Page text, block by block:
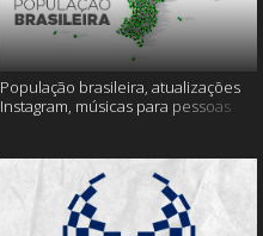
População brasileira, atualizações
Instagram, músicas para pessoas